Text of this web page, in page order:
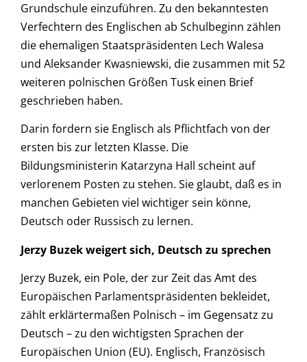
Grundschule einzuführen. Zu den bekanntesten
Verfechtern des Englischen ab Schulbeginn zählen
die ehemaligen Staatspräsidenten Lech Walesa
und Aleksander Kwasniewski, die zusammen mit 52
weiteren polnischen Größen Tusk einen Brief
geschrieben haben.
Darin fordern sie Englisch als Pflichtfach von der
ersten bis zur letzten Klasse. Die
Bildungsministerin Katarzyna Hall scheint auf
verlorenem Posten zu stehen. Sie glaubt, daß es in
manchen Gebieten viel wichtiger sein könne,
Deutsch oder Russisch zu lernen.
Jerzy Buzek weigert sich, Deutsch zu sprechen
Jerzy Buzek, ein Pole, der zur Zeit das Amt des
Europäischen Parlamentspräsidenten bekleidet,
zählt erklärtermaßen Polnisch – im Gegensatz zu
Deutsch – zu den wichtigsten Sprachen der
Europäischen Union (EU). Englisch, Französisch